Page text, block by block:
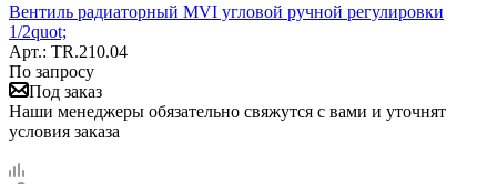
Вентиль радиаторный MVI угловой ручной регулировки
1/2quot;
Арт.: TR.210.04
По запросу
Под заказ
Наши менеджеры обязательно свяжутся с вами и уточнят
условия заказа